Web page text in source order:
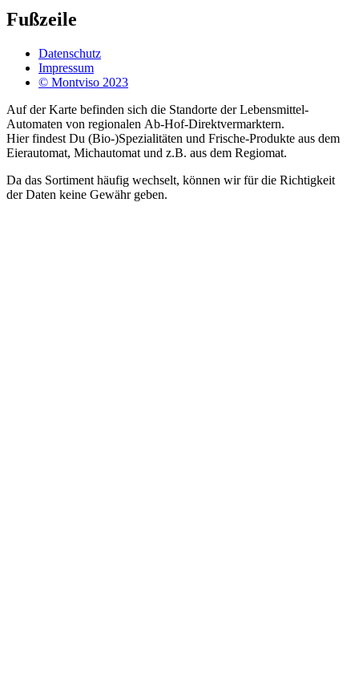
Fußzeile
Datenschutz
Impressum
© Montviso 2023
Auf der Karte befinden sich die Standorte der Lebensmittel-
Automaten von regionalen Ab-Hof-Direktvermarktern.
Hier findest Du (Bio-)Spezialitäten und Frische-Produkte aus dem
Eierautomat, Michautomat und z.B. aus dem Regiomat.
Da das Sortiment häufig wechselt, können wir für die Richtigkeit
der Daten keine Gewähr geben.